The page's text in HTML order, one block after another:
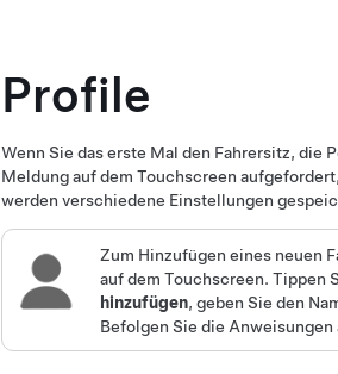
Profile
Wenn Sie das erste Mal den Fahrersitz, die
Meldung auf dem Touchscreen
werden verschiedene Einstellungen
Zum Hinzufügen eines neuen
auf dem Touchscreen. Tippen
hinzufügen, geben Sie den
Befolgen Sie die